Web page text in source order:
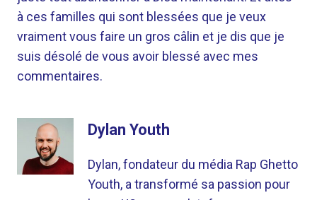
à ces familles qui sont blessées que je veux
vraiment vous faire un gros câlin et je dis que je
suis désolé de vous avoir blessé avec mes
commentaires.
Dylan Youth
Dylan, fondateur du média Rap Ghetto
Youth, a transformé sa passion pour